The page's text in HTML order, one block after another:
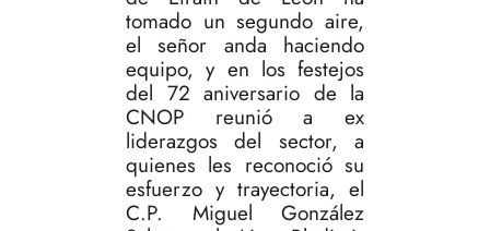
tomado un segundo aire,
el señor anda haciendo
equipo, y en los festejos
del 72 aniversario de la
CNOP reunió a ex
liderazgos del sector, a
quienes les reconoció su
esfuerzo y trayectoria, el
C.P. Miguel González